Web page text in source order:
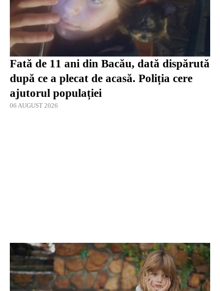
Fată de 11 ani din Bacău, dată dispărută
după ce a plecat de acasă. Poliția cere
ajutorul populației
06 AUGUST 2026